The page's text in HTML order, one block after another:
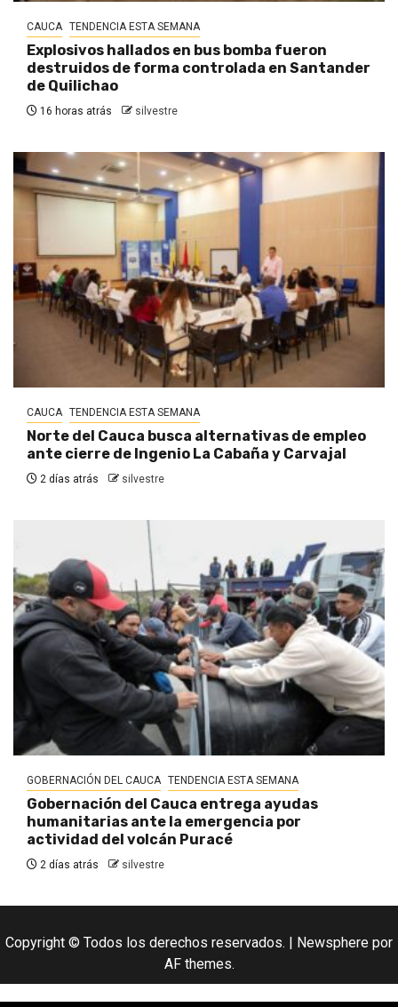
CAUCA TENDENCIA ESTA SEMANA
Explosivos hallados en bus bomba fueron
destruidos de forma controlada en Santander
de Quilichao
16 horas atrás silvestre
CAUCA TENDENCIA ESTA SEMANA
Norte del Cauca busca alternativas de empleo
ante cierre de Ingenio La Cabaña y Carvajal
2 días atrás silvestre
GOBERNACIÓN DEL CAUCA TENDENCIA ESTA SEMANA
Gobernación del Cauca entrega ayudas
humanitarias ante la emergencia por
actividad del volcán Puracé
2 días atrás silvestre
Copyright © Todos los derechos reservados. | Newsphere por
AF themes.